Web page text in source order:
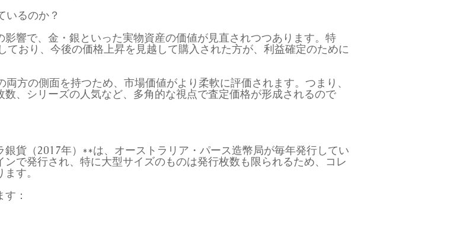
いるのか？
響で、金・銀といった実物資産の価値が見直されつつあります。特
おり、今後の価格上昇を見越して購入された方が、利益確定のために
方の側面を持つため、市場価値がより柔軟に評価されます。つまり、
、シリーズの人気など、多角的な視点で査定価格が形成されるので
貨（2017年）**は、オーストラリア・パース造幣局が毎年発行してい
で発行され、特に大型サイズのものは発行枚数も限られるため、コレ
す。
：